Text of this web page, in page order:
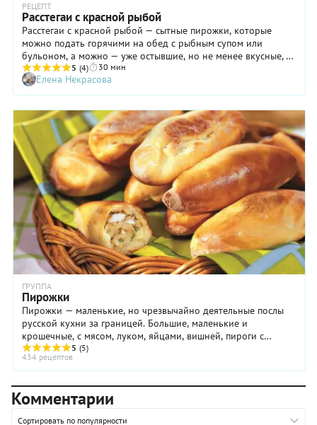
РЕЦЕПТ
Расстегаи с красной рыбой
Расстегаи с красной рыбой — сытные пирожки, которые
можно подать горячими на обед с рыбным супом или
бульоном, а можно — уже остывшие, но не менее вкусные, —
взять с собой в дорогу, на работу или учебу в качестве
перекуса. Это традиционная русская выпечка — удлиненные
«лодочки» из дрожжевого теста с отверстием сверху в
центре. Через него в готовые пирожки можно налить
горячий бульон или растопленное сливочное масло. Когда-
то такая горячая закуска была очень популярна в русских
семьях, и я не могу не поддерживать эту традицию! Я живу
на Дальнем Востоке, и рыба, особенно из семейства
лососевых, бывает на нашем столе довольно часто, в том
числе и в самой разной выпечке. Как приготовить расстегаи
с рыбой в духовке — подробно рассказываю и показываю в
своем пошаговом рецепте с фото.
5 (4) 30 мин
Елена Некрасова
ГРУППА
Пирожки
Пирожки — маленькие, но чрезвычайно деятельные послы
русской кухни за границей. Большие, маленькие и
крошечные, с мясом, луком, яйцами, вишней, пироги с
творогом, пирожки с грибами и пирожочки с курагой.
Рецептов пирожков в России имеется многие тысячи, и
нельзя сказать, какой лучше. Впрочем, пирожки — это такое
дело, что все хороши, а вкуснее тот, что бабушка испекла.
Ну, или мама.
5 (5)
434 рецептов
Комментарии
Сортировать по популярности